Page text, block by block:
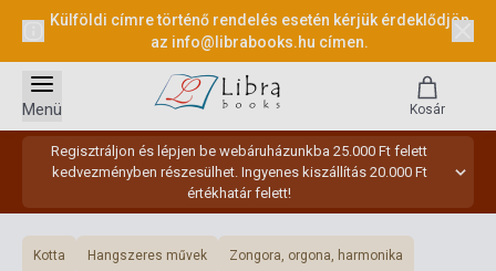
Külföldi címre történő rendelés esetén kérjük érdeklődjön
az info@librabooks.hu címen.
Regisztráljon és lépjen be webáruházunkba 25.000 Ft felett
kedvezményben részesülhet. Ingyenes kiszállítás 20.000 Ft
értékhatár felett!
Menü Kosár
Kotta Hangszeres művek Zongora, orgona, harmonika